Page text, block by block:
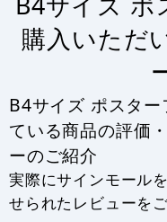
購入いただ
B4サイズ ポスタ
ている商品の評価
ーのご紹介
実際にサインモール
せられたレビューを